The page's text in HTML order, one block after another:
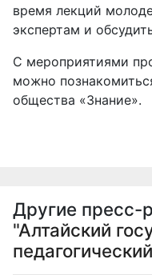
время лекций
экспертам и
С мероприятиями
можно
общества «Знание».
Другие пресс-
"Алтайский